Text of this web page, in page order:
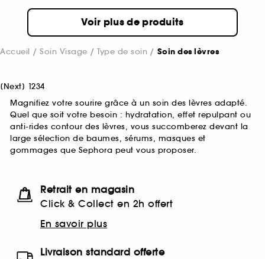
Voir plus de produits
Accueil Soin Visage Type de soin Soin des lèvres
[Next] 1234
Magnifiez votre sourire grâce à un soin des lèvres adapté.
Quel que soit votre besoin : hydratation, effet repulpant ou
anti-rides contour des lèvres, vous succomberez devant la
large sélection de baumes, sérums, masques et
gommages que Sephora peut vous proposer.
Retrait en magasin
Click & Collect en 2h offert
En savoir plus
Livraison standard offerte